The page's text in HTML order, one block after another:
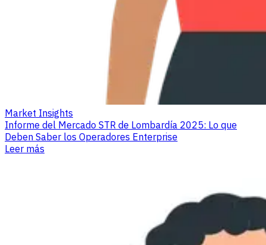
Market Insights
Informe del Mercado STR de Lombardía 2025: Lo que
Deben Saber los Operadores Enterprise
Leer más